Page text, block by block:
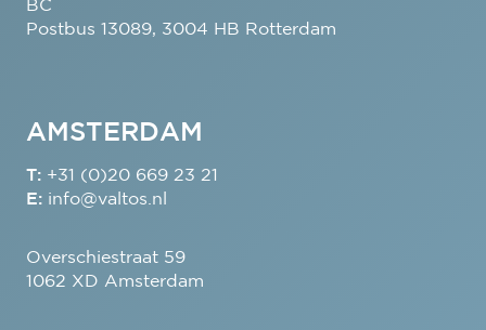
BC
Postbus 13089, 3004 HB Rotterdam
AMSTERDAM
T: +31 (0)20 669 23 21
E: info@valtos.nl
Overschiestraat 59
1062 XD Amsterdam